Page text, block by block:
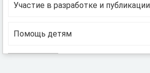
Участие в разработке и
Помощь детям